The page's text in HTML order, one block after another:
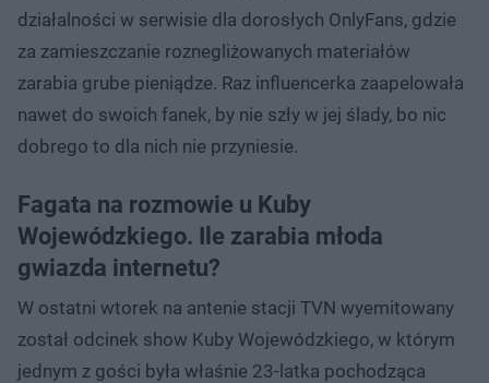
działalności w serwisie dla dorosłych OnlyFans, gdzie
za zamieszczanie roznegliżowanych materiałów
zarabia grube pieniądze. Raz influencerka zaapelowała
nawet do swoich fanek, by nie szły w jej ślady, bo nic
dobrego to dla nich nie przyniesie.
Fagata na rozmowie u Kuby
Wojewódzkiego. Ile zarabia młoda
gwiazda internetu?
W ostatni wtorek na antenie stacji TVN wyemitowany
został odcinek show Kuby Wojewódzkiego, w którym
jednym z gości była właśnie 23-latka pochodząca